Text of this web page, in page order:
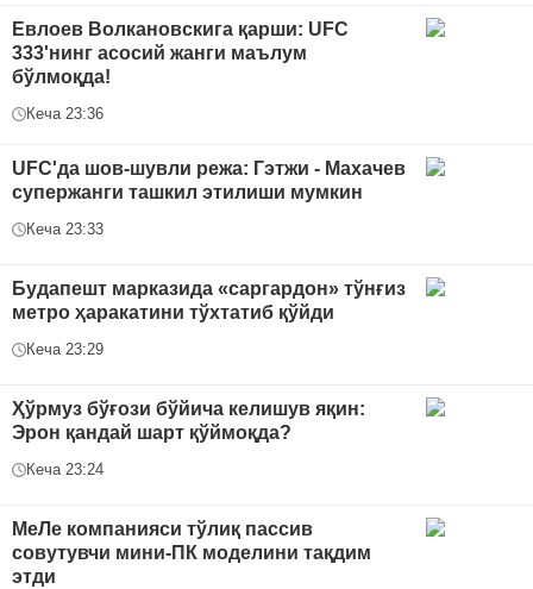
Евлоев Волкановскига қарши: UFC
333'нинг асосий жанги маълум
бўлмоқда!
Кеча 23:36
UFC'да шов-шувли режа: Гэтжи - Махачев
супержанги ташкил этилиши мумкин
Кеча 23:33
Будапешт марказида «саргардон» тўнғиз
метро ҳаракатини тўхтатиб қўйди
Кеча 23:29
Ҳўрмуз бўғози бўйича келишув яқин:
Эрон қандай шарт қўймоқда?
Кеча 23:24
МеЛе компанияси тўлиқ пассив
совутувчи мини-ПК моделини тақдим
этди